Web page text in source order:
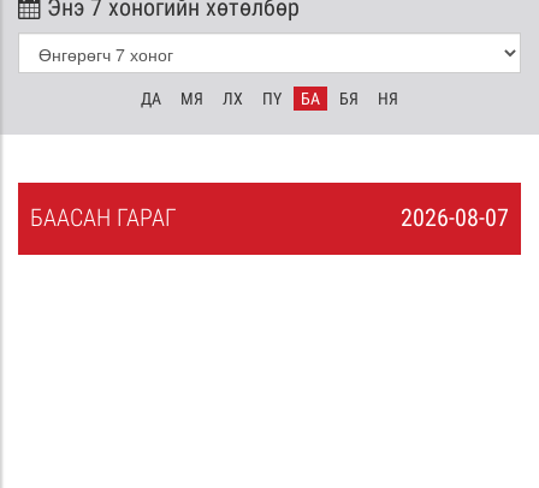
Энэ 7 хоногийн хөтөлбөр
ДА МЯ ЛХ ПҮ БА БЯ НЯ
2026-08-07
БААСАН ГАРАГ